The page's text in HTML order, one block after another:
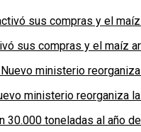
sus compras y el maíz
ministerio reorganiza